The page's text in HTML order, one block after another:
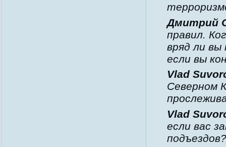
Дмитрий
правил.
вряд ли вы
если вы
Vlad
Северном
Vlad
если вас